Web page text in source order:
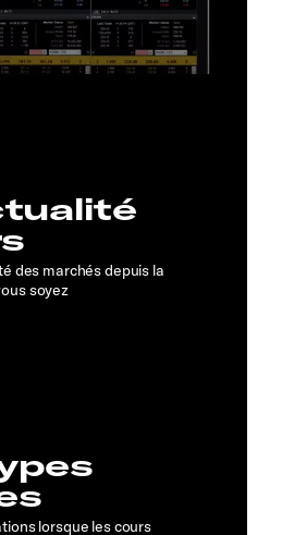
des marchés depuis la
soyez
lorsque les cours